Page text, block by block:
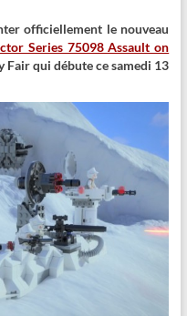
officiellement le nouveau
Series 75098 Assault on
Fair qui débute ce samedi 13